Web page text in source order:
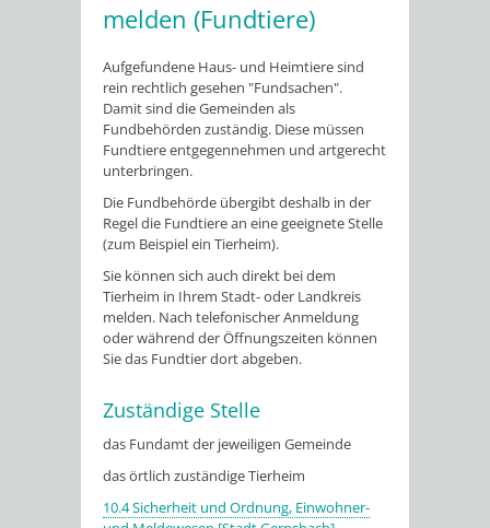
melden (Fundtiere)
Aufgefundene Haus- und Heimtiere sind
rein rechtlich gesehen "Fundsachen".
Damit sind die Gemeinden als
Fundbehörden zuständig. Diese müssen
Fundtiere entgegennehmen und artgerecht
unterbringen.
Die Fundbehörde übergibt deshalb in der
Regel die Fundtiere an eine geeignete Stelle
(zum Beispiel ein Tierheim).
Sie können sich auch direkt bei dem
Tierheim in Ihrem Stadt- oder Landkreis
melden. Nach telefonischer Anmeldung
oder während der Öffnungszeiten können
Sie das Fundtier dort abgeben.
Zuständige Stelle
das Fundamt der jeweiligen Gemeinde
das örtlich zuständige Tierheim
10.4 Sicherheit und Ordnung, Einwohner-